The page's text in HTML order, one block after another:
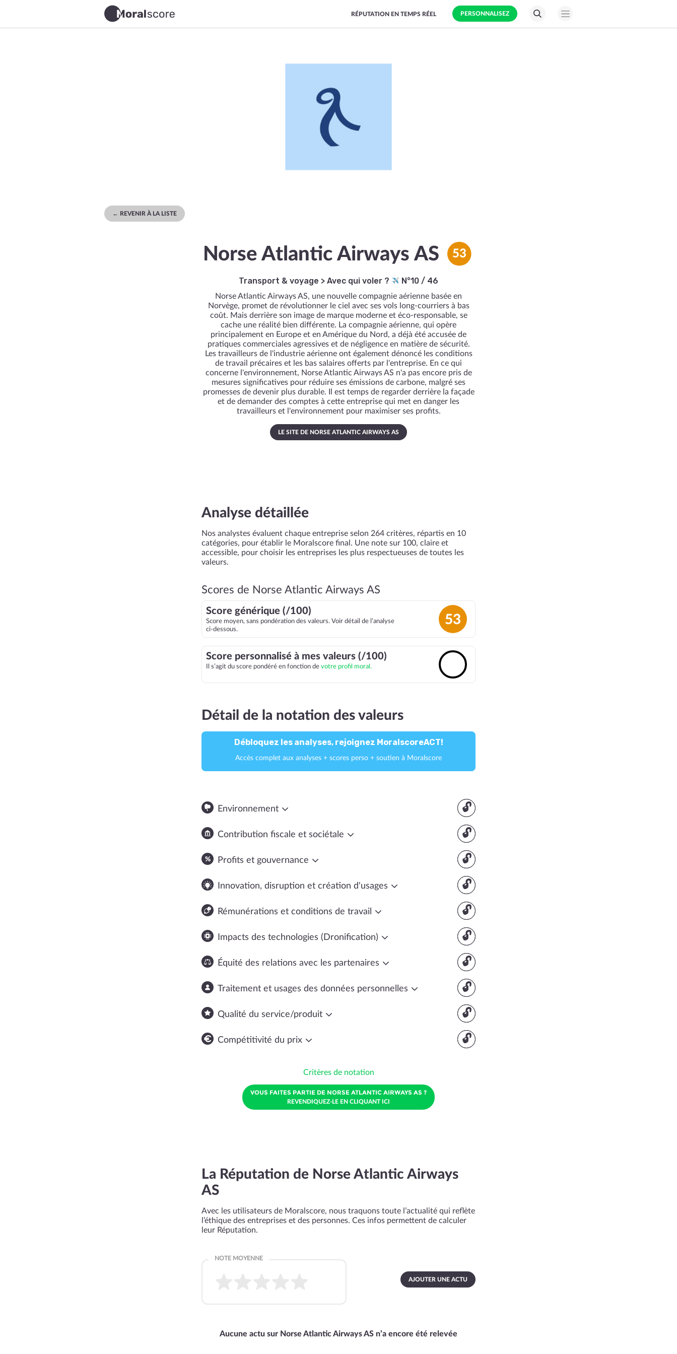
PERSONNALISEZ
RÉPUTATION EN TEMPS RÉEL
← REVENIR À LA LISTE
Norse Atlantic Airways AS 53
Transport & voyage > Avec qui voler ? N°10 / 46
Norse Atlantic Airways AS, une nouvelle compagnie aérienne basée en
Norvège, promet de révolutionner le ciel avec ses vols long-courriers à bas
coût. Mais derrière son image de marque moderne et éco-responsable, se
cache une réalité bien différente. La compagnie aérienne, qui opère
principalement en Europe et en Amérique du Nord, a déjà été accusée de
pratiques commerciales agressives et de négligence en matière de sécurité.
Les travailleurs de l'industrie aérienne ont également dénoncé les conditions
de travail précaires et les bas salaires offerts par l'entreprise. En ce qui
concerne l'environnement, Norse Atlantic Airways AS n'a pas encore pris de
mesures significatives pour réduire ses émissions de carbone, malgré ses
promesses de devenir plus durable. Il est temps de regarder derrière la façade
et de demander des comptes à cette entreprise qui met en danger les
travailleurs et l'environnement pour maximiser ses profits.
LE SITE DE NORSE ATLANTIC AIRWAYS AS
Analyse détaillée
Nos analystes évaluent chaque entreprise selon 264 critères, répartis en 10
catégories, pour établir le Moralscore final. Une note sur 100, claire et
accessible, pour choisir les entreprises les plus respectueuses de toutes les
valeurs.
Scores de Norse Atlantic Airways AS
Score générique (/100)
Score moyen, sans pondération des valeurs. Voir détail de l’analyse
ci-dessous.
53
Score personnalisé à mes valeurs (/100)
Il s’agit du score pondéré en fonction de votre profil moral.
Détail de la notation des valeurs
Débloquez les analyses, rejoignez MoralscoreACT!
Accès complet aux analyses + scores perso + soutien à Moralscore
🔓
Environnement
🔓
Contribution fiscale et sociétale
🔓
Profits et gouvernance
🔓
Innovation, disruption et création d'usages
🔓
Rémunérations et conditions de travail
🔓
Impacts des technologies (Dronification)
🔓
Équité des relations avec les partenaires
🔓
Traitement et usages des données personnelles
🔓
Qualité du service/produit
🔓
Compétitivité du prix
Critères de notation
VOUS FAITES PARTIE DE NORSE ATLANTIC AIRWAYS AS ?
REVENDIQUEZ-LE EN CLIQUANT ICI
La Réputation de Norse Atlantic Airways
AS
Avec les utilisateurs de Moralscore, nous traquons toute l’actualité qui reflète
l’éthique des entreprises et des personnes. Ces infos permettent de calculer
leur Réputation.
AJOUTER UNE ACTU
Aucune actu sur Norse Atlantic Airways AS n’a encore été relevée